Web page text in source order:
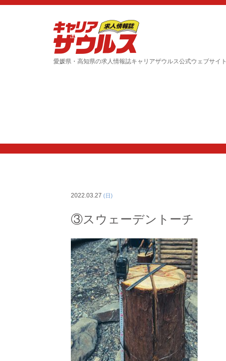
愛媛県・高知県の求人情報誌キャリアザウルス公式ウェブサイト
2022.03.27 (日)
③スウェーデントーチ